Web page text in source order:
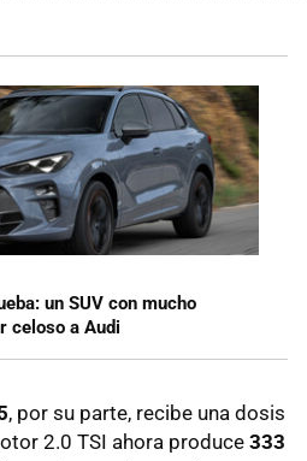
un SUV con mucho
celoso a Audi
, por su parte, recibe una dosis
2.0 TSI ahora produce 333